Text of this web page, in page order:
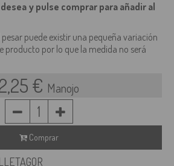
y pulse comprar para añadir al
puede existir una pequeña variación
producto por lo que la medida no será
€ Manojo
1
Comprar